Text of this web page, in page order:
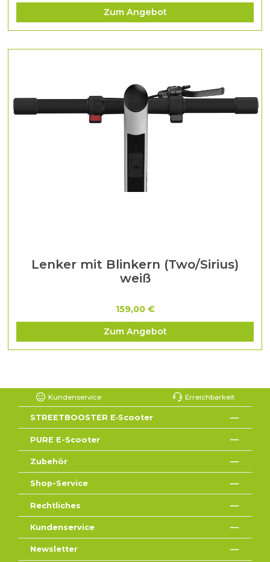
Zum Angebot
Lenker mit Blinkern (Two/Sirius)
weiß
159,00 €
Zum Angebot
Kundenservice Erreichbarkeit
STREETBOOSTER E‑Scooter
PURE E-Scooter
Zubehör
Shop-Service
Rechtliches
Kundenservice
Newsletter